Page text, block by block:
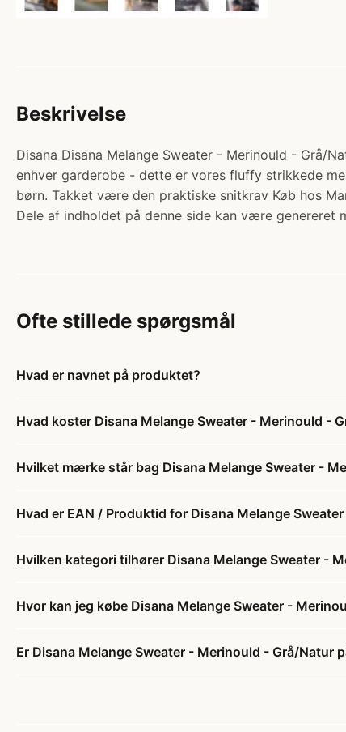
Beskrivelse
Disana Disana Melange Sweater - Merinould - Grå/
enhver garderobe - dette er vores fluffy strikkede
børn. Takket være den praktiske snitkrav Køb hos
Dele af indholdet på denne side kan være genereret
Ofte stillede spørgsmål
Hvad er navnet på produktet?
Hvad koster Disana Melange Sweater - Merinould -
Hvilket mærke står bag Disana Melange Sweater -
Hvad er EAN / Produktid for Disana Melange
Hvilken kategori tilhører Disana Melange Sweater -
Hvor kan jeg købe Disana Melange Sweater -
Er Disana Melange Sweater - Merinould - Grå/Natur